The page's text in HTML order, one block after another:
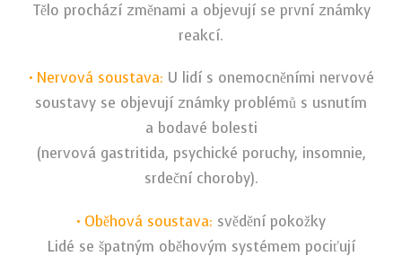
Tělo prochází změnami a objevují se první známky
reakcí.
• Nervová soustava: U lidí s onemocněními nervové
soustavy se objevují známky problémů s usnutím
a bodavé bolesti
(nervová gastritida, psychické poruchy, insomnie,
srdeční choroby).
• Oběhová soustava: svědění pokožky
Lidé se špatným oběhovým systémem pociťují